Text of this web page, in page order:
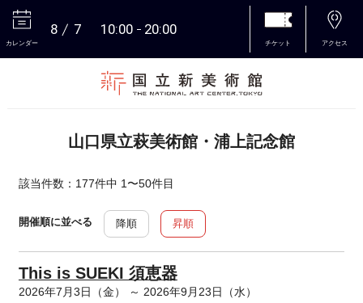
カレンダー
8 7 10:00 20:00
チケット アクセス
山口県立萩美術館・浦上記念館
該当件数：177件中 1〜50件目
開催順に並べる 降順 昇順
This is SUEKI 須恵器
2026年7月3日（金） ～ 2026年9月23日（水）